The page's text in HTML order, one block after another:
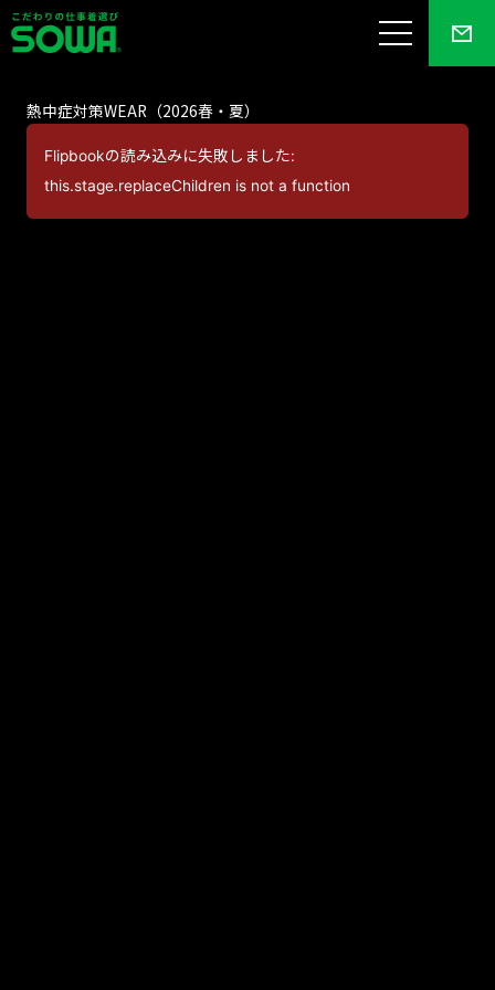
熱中症対策WEAR（2026春・夏）
Flipbookの読み込みに失敗しました:
this.stage.replaceChildren is not a function